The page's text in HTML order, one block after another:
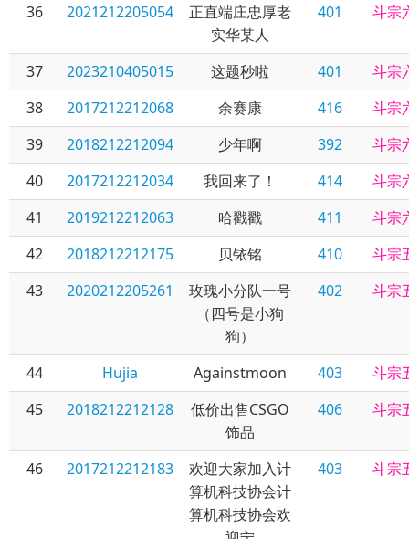
36 2021212205054
正直端庄忠厚老
实华某人
401 斗宗
37 2023210405015 这题秒啦 401
斗宗
38
2017212212068 余赛康 416
斗宗
39
2018212212094 少年啊 392
斗宗
40
2017212212034 我回来了！ 414
斗宗
41
2019212212063 哈戳戳 411
斗宗
42
2018212212175 贝铱铭 410
斗宗
43
2020212205261
玫瑰小分队一号
（四号是小狗
狗）
402 斗宗
44 Hujia Againstmoon 403
斗宗
45
2018212212128
低价出售CSGO
饰品
406 斗宗
46 2017212212183
欢迎大家加入计
算机科技协会计
算机科技协会欢
403 斗宗